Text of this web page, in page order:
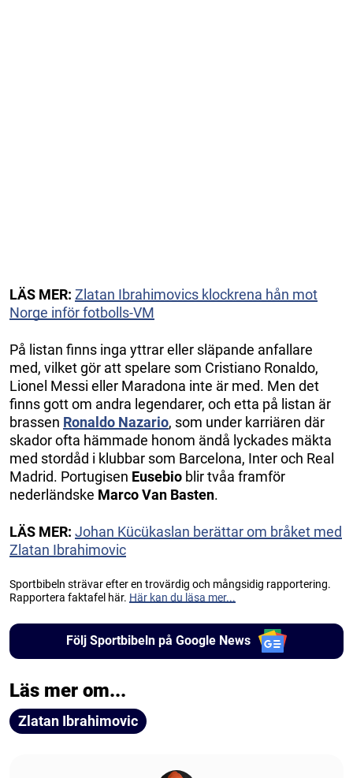
LÄS MER: Zlatan Ibrahimovics klockrena hån mot
Norge inför fotbolls-VM
På listan finns inga yttrar eller släpande anfallare
med, vilket gör att spelare som Cristiano Ronaldo,
Lionel Messi eller Maradona inte är med. Men det
finns gott om andra legendarer, och etta på listan är
brassen Ronaldo Nazario, som under karriären där
skador ofta hämmade honom ändå lyckades mäkta
med stordåd i klubbar som Barcelona, Inter och Real
Madrid. Portugisen Eusebio blir tvåa framför
nederländske Marco Van Basten.
LÄS MER: Johan Kücükaslan berättar om bråket med
Zlatan Ibrahimovic
Sportbibeln strävar efter en trovärdig och mångsidig rapportering.
Rapportera faktafel här. Här kan du läsa mer...
Följ Sportbibeln på Google News
Läs mer om...
Zlatan Ibrahimovic